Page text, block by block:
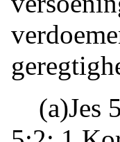
(a)Jes